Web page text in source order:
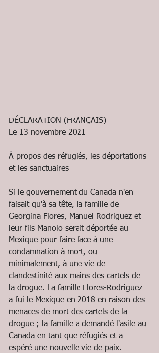
DÉCLARATION (FRANÇAIS)
Le 13 novembre 2021
À propos des réfugiés, les déportations
et les sanctuaires
Si le gouvernement du Canada n'en
faisait qu'à sa tête, la famille de
Georgina Flores, Manuel Rodriguez et
leur fils Manolo serait déportée au
Mexique pour faire face à une
condamnation à mort, ou
minimalement, à une vie de
clandestinité aux mains des cartels de
la drogue. La famille Flores-Rodriguez
a fui le Mexique en 2018 en raison des
menaces de mort des cartels de la
drogue ; la famille a demandé l'asile au
Canada en tant que réfugiés et a
espéré une nouvelle vie de paix.